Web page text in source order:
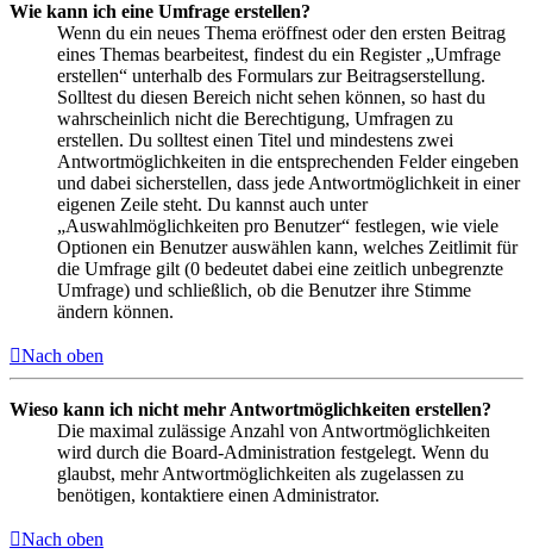
Wie kann ich eine Umfrage erstellen?
Wenn du ein neues Thema eröffnest oder den ersten Beitrag
eines Themas bearbeitest, findest du ein Register „Umfrage
erstellen“ unterhalb des Formulars zur Beitragserstellung.
Solltest du diesen Bereich nicht sehen können, so hast du
wahrscheinlich nicht die Berechtigung, Umfragen zu
erstellen. Du solltest einen Titel und mindestens zwei
Antwortmöglichkeiten in die entsprechenden Felder eingeben
und dabei sicherstellen, dass jede Antwortmöglichkeit in einer
eigenen Zeile steht. Du kannst auch unter
„Auswahlmöglichkeiten pro Benutzer“ festlegen, wie viele
Optionen ein Benutzer auswählen kann, welches Zeitlimit für
die Umfrage gilt (0 bedeutet dabei eine zeitlich unbegrenzte
Umfrage) und schließlich, ob die Benutzer ihre Stimme
ändern können.
Nach oben
Wieso kann ich nicht mehr Antwortmöglichkeiten erstellen?
Die maximal zulässige Anzahl von Antwortmöglichkeiten
wird durch die Board-Administration festgelegt. Wenn du
glaubst, mehr Antwortmöglichkeiten als zugelassen zu
benötigen, kontaktiere einen Administrator.
Nach oben